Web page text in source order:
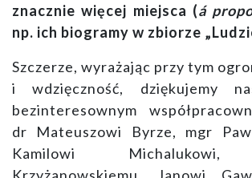
znacznie więcej miejsca (á
np. ich biogramy w zbiorze
Szczerze, wyrażając przy tym
i wdzięczność, dziękujemy
bezinteresownym
dr Mateuszowi Byrze,
mgr
Kamilowi Michalukowi,